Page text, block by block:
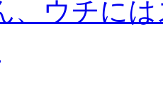
、ウチに